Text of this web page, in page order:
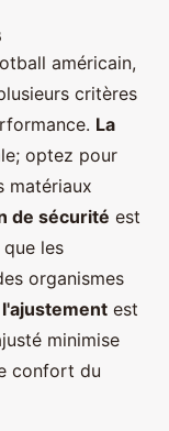
américain,
critères
La
optez pour
matériaux
de sécurité est
les
organismes
l'ajustement est
minimise
confort du